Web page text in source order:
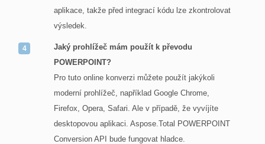
aplikace, takže před integrací kódu lze zkontrolovat
výsledek.
Jaký prohlížeč mám použít k převodu
POWERPOINT?
Pro tuto online konverzi můžete použít jakýkoli
moderní prohlížeč, například Google Chrome,
Firefox, Opera, Safari. Ale v případě, že vyvíjíte
desktopovou aplikaci. Aspose.Total POWERPOINT
Conversion API bude fungovat hladce.